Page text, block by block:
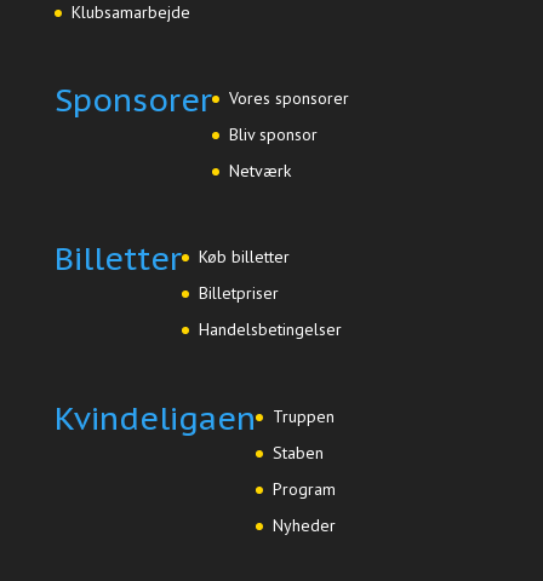
Klubsamarbejde
Sponsorer
Vores sponsorer
Bliv sponsor
Netværk
Billetter
Køb billetter
Billetpriser
Handelsbetingelser
Kvindeligaen
Truppen
Staben
Program
Nyheder